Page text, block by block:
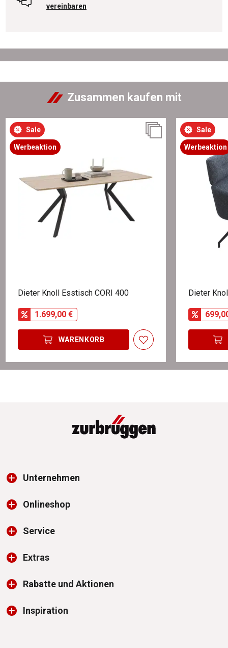
vereinbaren
Zusammen kaufen mit
Sale
Werbeaktion
Dieter Knoll Esstisch CORI 400
1.699,00 €
WARENKORB
Sale
Werbeaktion
Dieter
Unternehmen
Onlineshop
Service
Extras
Rabatte und Aktionen
Inspiration